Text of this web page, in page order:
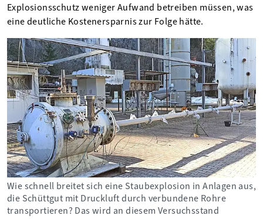
Explosionsschutz weniger Aufwand betreiben müssen, was
eine deutliche Kostenersparnis zur Folge hätte.
Wie schnell breitet sich eine Staubexplosion in Anlagen aus,
die Schüttgut mit Druckluft durch verbundene Rohre
transportieren? Das wird an diesem Versuchsstand